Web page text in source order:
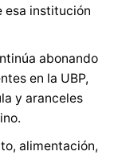
esa institución
abonando
en la UBP,
y aranceles
alimentación,